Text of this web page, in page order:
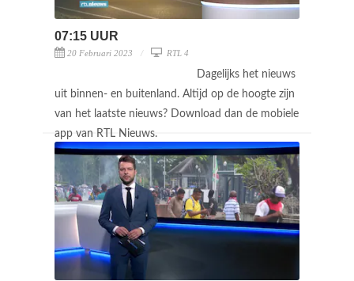
07:15 UUR
20 Februari 2023 RTL 4
Dagelijks het nieuws
uit binnen- en buitenland. Altijd op de hoogte zijn
van het laatste nieuws? Download dan de mobiele
app van RTL Nieuws.